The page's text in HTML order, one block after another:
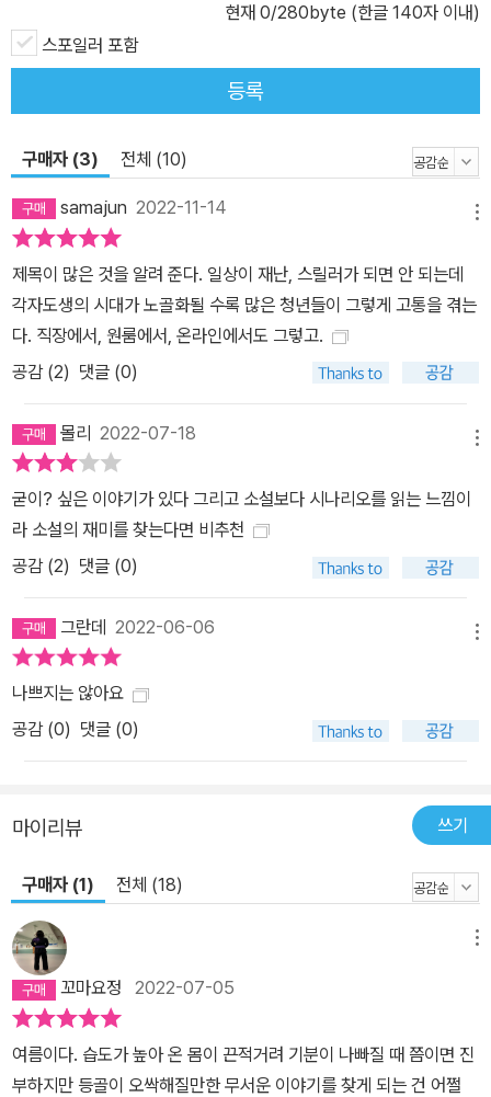
현재 0/280byte (한글 140자 이내)
스포일러 포함
등록
구매자 (3) 전체 (10)
samajun 2022-11-14
제목이 많은 것을 알려 준다. 일상이 재난, 스릴러가 되면 안 되는데
각자도생의 시대가 노골화될 수록 많은 청년들이 그렇게 고통을 겪는
다. 직장에서, 원룸에서, 온라인에서도 그렇고.
공감 (2) 댓글 (0)
몰리 2022-07-18
굳이? 싶은 이야기가 있다 그리고 소설보다 시나리오를 읽는 느낌이
라 소설의 재미를 찾는다면 비추천
공감 (2) 댓글 (0)
그란데 2022-06-06
나쁘지는 않아요
공감 (0) 댓글 (0)
마이리뷰 쓰기
구매자 (1) 전체 (18)
꼬마요정 2022-07-05
여름이다. 습도가 높아 온 몸이 끈적거려 기분이 나빠질 때 쯤이면 진
부하지만 등골이 오싹해질만한 무서운 이야기를 찾게 되는 건 어쩔